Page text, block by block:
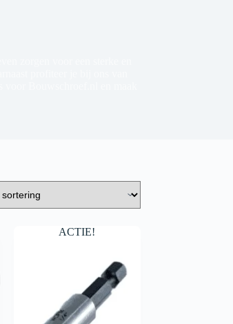
ACTIE!